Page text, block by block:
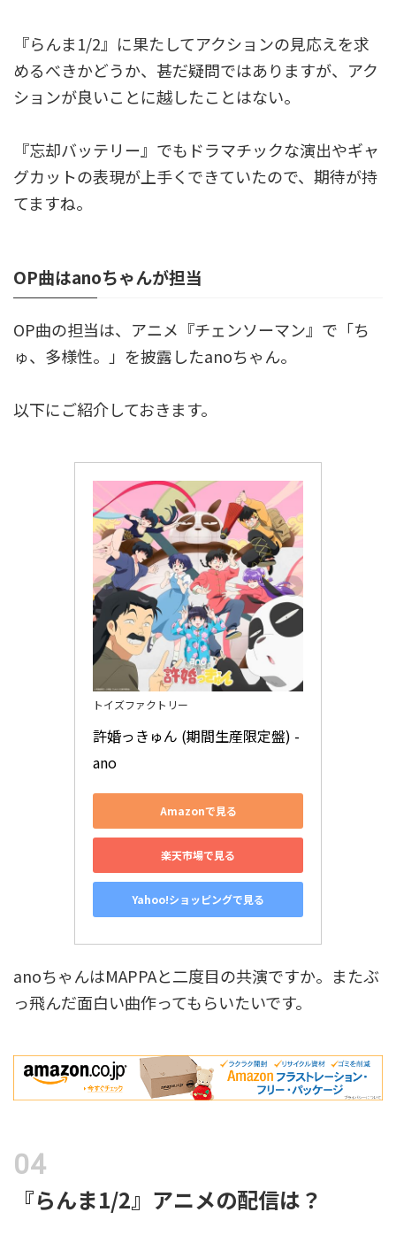
『らんま1/2』に果たしてアクションの見応えを求
めるべきかどうか、甚だ疑問ではありますが、アク
ションが良いことに越したことはない。
『忘却バッテリー』でもドラマチックな演出やギャ
グカットの表現が上手くできていたので、期待が持
てますね。
OP曲はanoちゃんが担当
OP曲の担当は、アニメ『チェンソーマン』で「ち
ゅ、多様性。」を披露したanoちゃん。
以下にご紹介しておきます。
トイズファクトリー
許婚っきゅん (期間生産限定盤) -
ano
Amazonで見る
楽天市場で見る
Yahoo!ショッピングで見る
anoちゃんはMAPPAと二度目の共演ですか。またぶ
っ飛んだ面白い曲作ってもらいたいです。
『らんま1/2』アニメの配信は？